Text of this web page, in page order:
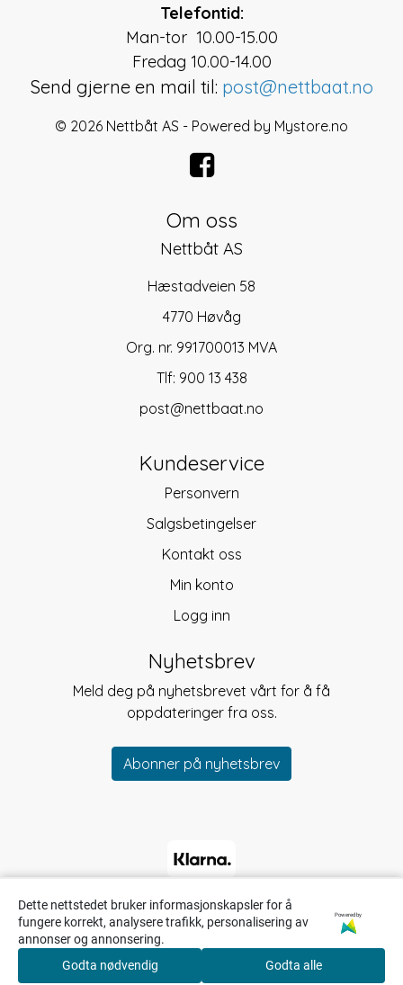
Telefontid:
Man-tor 10.00-15.00
Fredag 10.00-14.00
Send gjerne en mail til: post@nettbaat.no
© 2026 Nettbåt AS - Powered by Mystore.no
Om oss
Nettbåt AS
Hæstadveien 58
4770 Høvåg
Org. nr. 991700013 MVA
Tlf: 900 13 438
post@nettbaat.no
Kundeservice
Personvern
Salgsbetingelser
Kontakt oss
Min konto
Logg inn
Nyhetsbrev
Meld deg på nyhetsbrevet vårt for å få
oppdateringer fra oss.
Abonner på nyhetsbrev
Dette nettstedet bruker informasjonskapsler for å
fungere korrekt, analysere trafikk, personalisering av
annonser og annonsering.
Powered by
Godta nødvendig Godta alle